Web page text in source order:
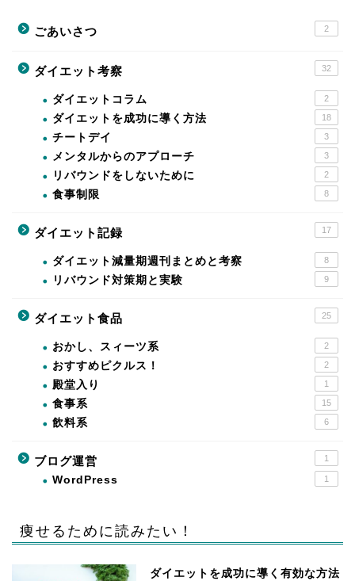
ごあいさつ 2
ダイエット考察 32
ダイエットコラム 2
ダイエットを成功に導く方法 18
チートデイ 3
メンタルからのアプローチ 3
リバウンドをしないために 2
食事制限 8
ダイエット記録 17
ダイエット減量期週刊まとめと考察 8
リバウンド対策期と実験 9
ダイエット食品 25
おかし、スィーツ系 2
おすすめピクルス！ 2
殿堂入り 1
食事系 15
飲料系 6
ブログ運営 1
WordPress 1
痩せるために読みたい！
ダイエットを成功に導く有効な方法